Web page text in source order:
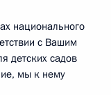
национального
с Вашим
детских садов
мы к нему